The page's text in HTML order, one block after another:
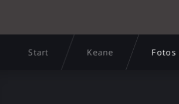
Start Keane Fotos